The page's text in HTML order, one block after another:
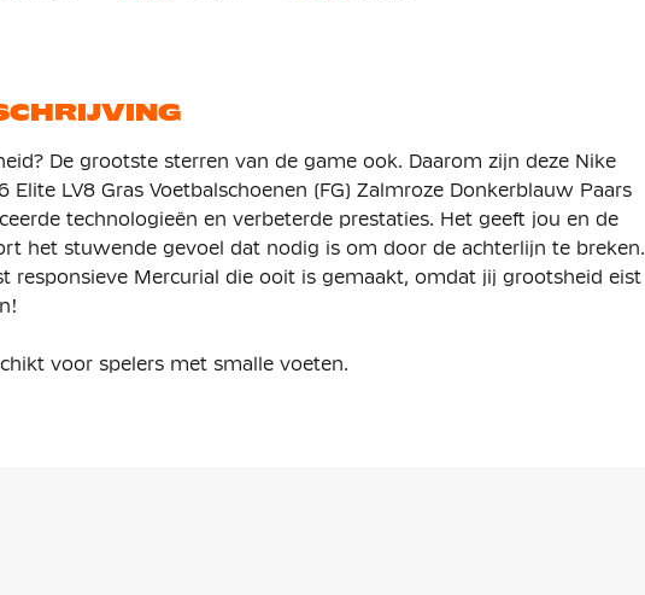
De grootste sterren van de game ook. Daarom zijn deze Nike
Elite LV8 Gras Voetbalschoenen (FG) Zalmroze Donkerblauw Paars
technologieën en verbeterde prestaties. Het geeft jou en de
het stuwende gevoel dat nodig is om door de achterlijn te breken.
responsieve Mercurial die ooit is gemaakt, omdat jij grootsheid eist
voor spelers met smalle voeten.